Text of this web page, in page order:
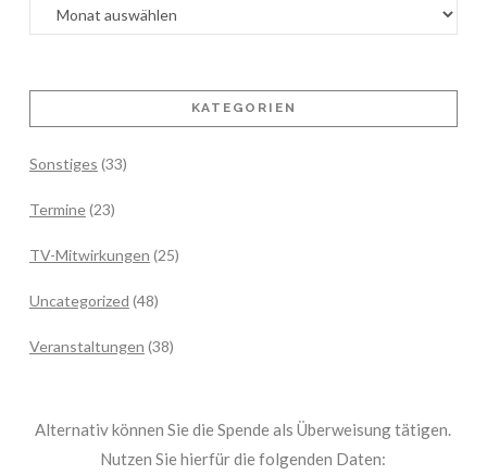
Archiv
KATEGORIEN
Sonstiges (33)
Termine(23)
TV-Mitwirkungen (25)
Uncategorized (48)
Veranstaltungen (38)
Alternativ können Sie die Spende als Überweisung tätigen.
Nutzen Sie hierfür die folgenden Daten: